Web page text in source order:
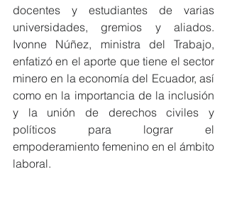
docentes y estudiantes de varias
universidades, gremios y aliados.
Ivonne Núñez, ministra del Trabajo,
enfatizó en el aporte que tiene el sector
minero en la economía del Ecuador, así
como en la importancia de la inclusión
y la unión de derechos civiles y
políticos para lograr el
empoderamiento femenino en el ámbito
laboral.